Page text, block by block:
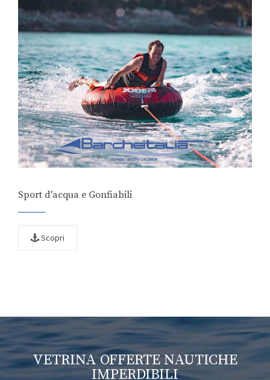
Sport d'acqua e Gonfiabili
Scopri
VETRINA OFFERTE NAUTICHE
IMPERDIBILI